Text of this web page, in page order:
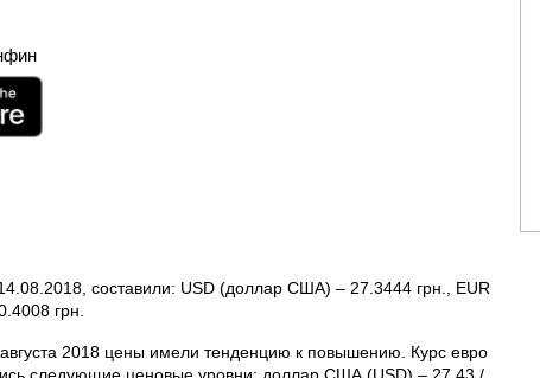
составили: USD (доллар США) – 27.3444 грн., EUR
грн.
2018 цены имели тенденцию к повышению. Курс евро
следующие ценовые уровни: доллар США (USD) – 27.43 /